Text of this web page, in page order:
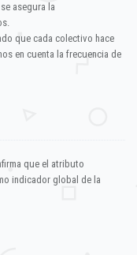
asegura la
que cada colectivo hace
en cuenta la frecuencia de
que el atributo
indicador global de la